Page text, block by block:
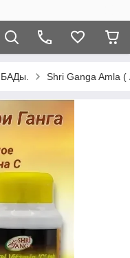
Shri Ganga Amla (